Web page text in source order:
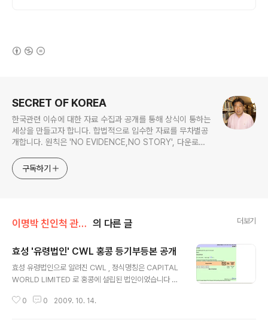
SECRET OF KOREA
한국관련 이슈에 대한 자료 수집과 공개를 통해 상식이 통하는
세상을 만들고자 합니다. 합법적으로 입수한 자료를 무차별공
개합니다. 원칙은 'NO EVIDENCE,NO STORY', 다운로드
jesim56@gmail.com, 안보일때는 구글리더나 RSS로!!
구독하기
이명박 친인척 관련서류 의 다른 글 더보기
효성 '유령법인' CWL 홍콩 등기부등본 공개
효성 유령법인으로 알려진 CWL , 정식명칭은 CAPITAL
WORLD LIMITED 로 홍콩에 설립된 법인이었습니다 이
법인 번호는 0510570 입니다 그러나 이 이전인 1991년
0 0 2009. 10. 14.